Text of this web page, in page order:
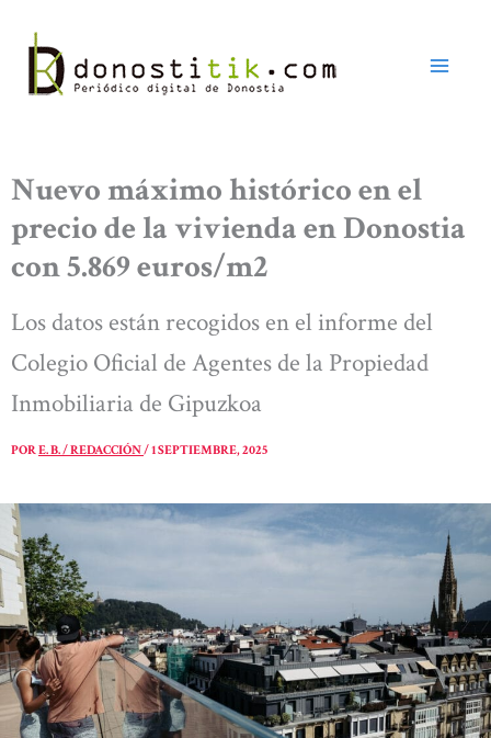
contenido
Nuevo máximo histórico en el
precio de la vivienda en Donostia
con 5.869 euros/m2
Los datos están recogidos en el informe del
Colegio Oficial de Agentes de la Propiedad
Inmobiliaria de Gipuzkoa
PORE. B. / REDACCIÓN/1 SEPTIEMBRE, 2025